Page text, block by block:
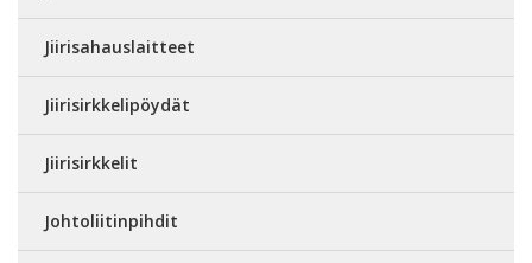
Jiirisahauslaitteet
Jiirisirkkelipöydät
Jiirisirkkelit
Johtoliitinpihdit